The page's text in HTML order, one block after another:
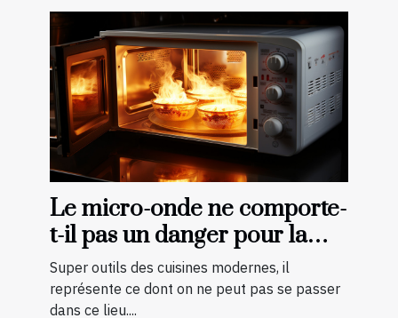
Le micro-onde ne comporte-
t-il pas un danger pour la
cuisson des aliments ?
Super outils des cuisines modernes, il
représente ce dont on ne peut pas se passer
dans ce lieu....